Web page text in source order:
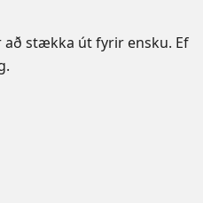
stækka út fyrir ensku. Ef